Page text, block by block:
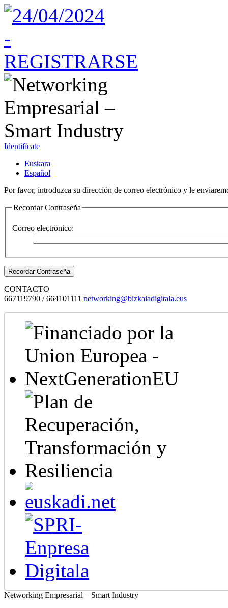
Identifícate
Euskara
Español
Por favor, introduzca su dirección de correo electrónico y le
Recordar Contraseña
Correo electrónico:
CONTACTO
667119790 / 664101111 networking@bizkaiadigitala.eus
Networking Empresarial – Smart Industry